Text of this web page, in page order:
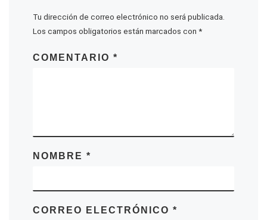
Tu dirección de correo electrónico no será publicada.
Los campos obligatorios están marcados con *
COMENTARIO *
NOMBRE *
CORREO ELECTRÓNICO *